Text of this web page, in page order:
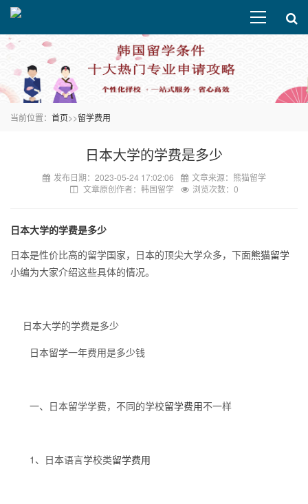
当前位置： 首页>>留学费用
日本大学的学费是多少
发布日期：2023-05-24 17:02:06
文章来源：熊猫留学
文章原创作者：韩国留学
浏览次数：0
日本大学的学费是多少
日本是性价比高的留学国家，日本的顶尖大学众多，下面熊猫留学
小编为大家介绍这些具体的情况。
日本大学的学费是多少
日本留学一年费用是多少钱
一、日本留学学费，不同的学校留学费用不一样
1、日本语言学校类留学费用